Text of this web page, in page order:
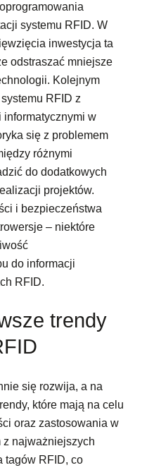
systemu RFID. W
inwestycja ta
odstraszać mniejsze
Kolejnym
RFID z
w
się z problemem
różnymi
do dodatkowych
projektów.
i bezpieczeństwa
– niektóre
do informacji
RFID.
trendy
się rozwija, a na
które mają na celu
oraz zastosowania w
z najważniejszych
tagów RFID, co